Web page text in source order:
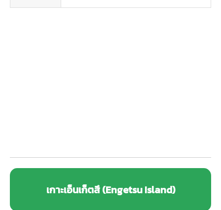
เกาะเอ็นเก็ตสึ (Engetsu Island)